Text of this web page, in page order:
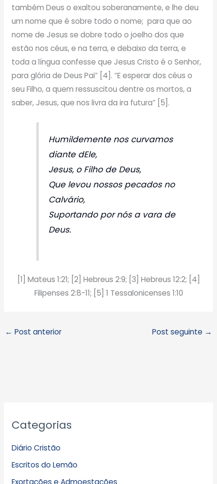
também Deus o exaltou soberanamente, e lhe deu
um nome que é sobre todo o nome; para que ao
nome de Jesus se dobre todo o joelho dos que
estão nos céus, e na terra, e debaixo da terra, e
toda a língua confesse que Jesus Cristo é o Senhor,
para glória de Deus Pai” [4]. “E esperar dos céus o
seu Filho, a quem ressuscitou dentre os mortos, a
saber, Jesus, que nos livra da ira futura” [5].
Humildemente nos curvamos
diante dEle,
Jesus, o Filho de Deus,
Que levou nossos pecados no
Calvário,
Suportando por nós a vara de
Deus.
[1] Mateus 1:21; [2] Hebreus 2:9; [3] Hebreus 12:2; [4]
Filipenses 2:8-11; [5] 1 Tessalonicenses 1:10
← Post anterior Post seguinte →
Categorias
Diário Cristão
Escritos do Lemão
Exortações e Admoestações
r
i